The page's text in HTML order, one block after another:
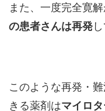
また、一度完全寛
の患者さんは再発
このような再発・
きる薬剤はマイロ